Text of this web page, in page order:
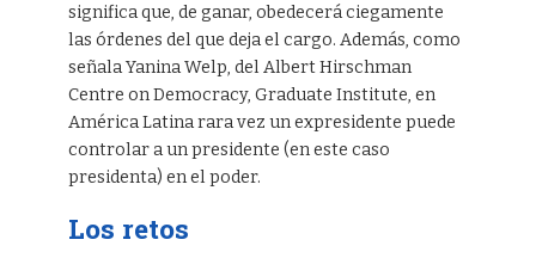
significa que, de ganar, obedecerá ciegamente
las órdenes del que deja el cargo. Además, como
señala Yanina Welp, del Albert Hirschman
Centre on Democracy, Graduate Institute, en
América Latina rara vez un expresidente puede
controlar a un presidente (en este caso
presidenta) en el poder.
Los retos